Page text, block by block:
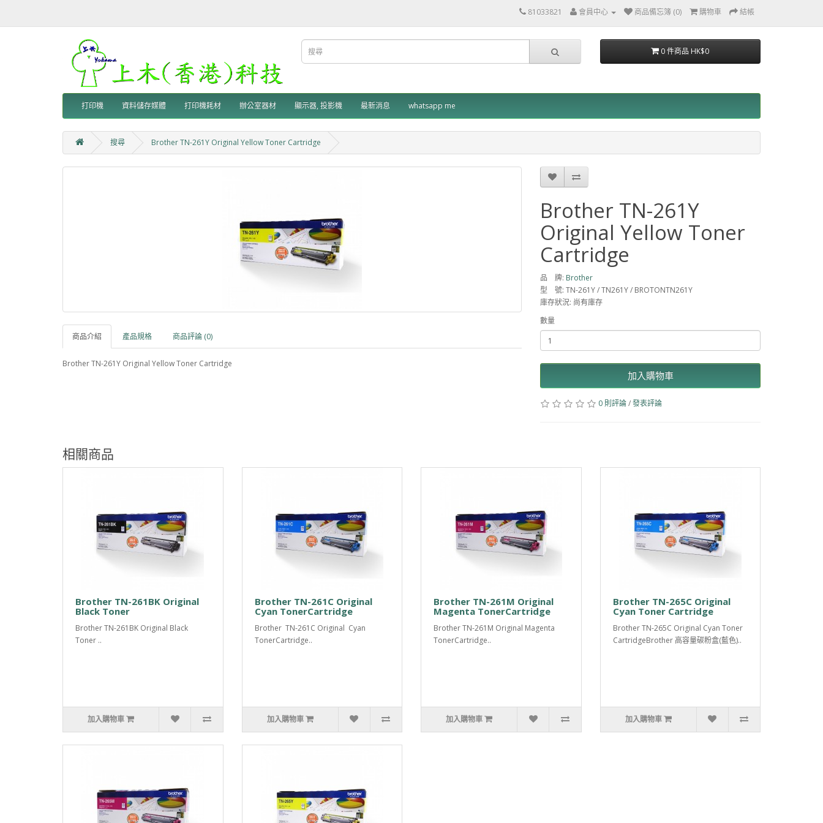
81033821 會員中心 商品備忘簿 (0) 購物車 結帳
0 件商品 HK$0
打印機 資料儲存媒體 打印機耗材 辦公室器材 顯示器, 投影機 最新消息 whatsapp me
搜尋 Brother TN-261Y Original Yellow Toner Cartridge
商品介紹 產品規格 商品評論 (0)
Brother TN-261Y Original Yellow Toner Cartridge
Brother TN-261Y
Original Yellow Toner
Cartridge
品 牌: Brother
型 號: TN-261Y / TN261Y / BROTONTN261Y
庫存狀況: 尚有庫存
數量
加入購物車
0 則評論/發表評論
相關商品
Brother TN-261BK Original
Black Toner
Brother TN-261BK Original Black
Toner ..
加入購物車
Brother TN-261C Original
Cyan TonerCartridge
Brother TN-261C Original Cyan
TonerCartridge..
加入購物車
Brother TN-261M Original
Magenta TonerCartridge
Brother TN-261M Original Magenta
TonerCartridge..
加入購物車
Brother TN-265C Original
Cyan Toner Cartridge
Brother TN-265C Original Cyan Toner
CartridgeBrother 高容量碳粉盒(藍色)..
加入購物車